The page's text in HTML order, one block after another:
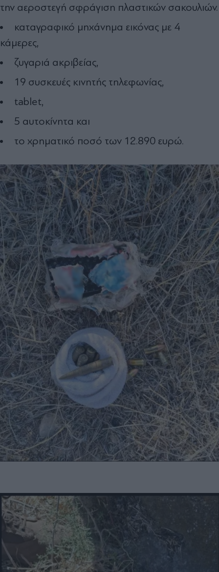
την αεροστεγή σφράγιση πλαστικών σακουλιών.
καταγραφικό μηχάνημα εικόνας με 4
κάμερες,
ζυγαριά ακριβείας,
19 συσκευές κινητής τηλεφωνίας,
tablet,
5 αυτοκίνητα και
το χρηματικό ποσό των 12.890 ευρώ.